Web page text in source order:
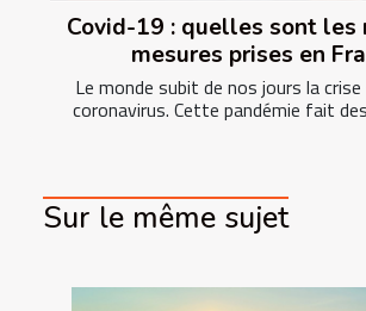
Covid-19 : quelles sont les
mesures prises en
Le monde subit de nos jours la
coronavirus. Cette pandémie fait
Sur le même sujet